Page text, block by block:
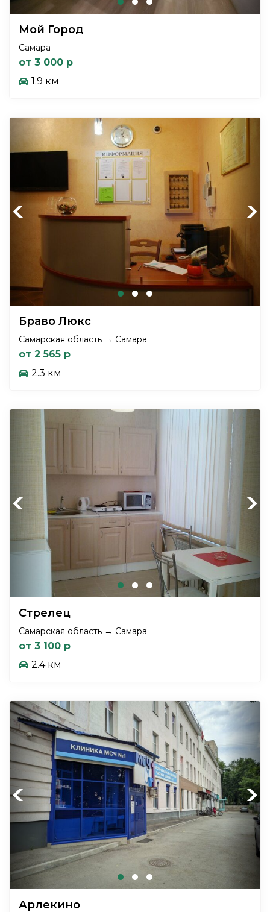
Мой Город
Самара
от 3 000 р
1.9 км
Previous Next
Браво Люкс
Самарская область → Самара
от 2 565 р
2.3 км
Previous Next
Стрелец
Самарская область → Самара
от 3 100 р
2.4 км
Previous Next
Арлекино